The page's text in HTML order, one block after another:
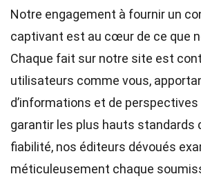
Notre engagement à fournir un
captivant est au cœur de ce que
Chaque fait sur notre site est
utilisateurs comme vous,
d’informations et de
garantir les plus hauts standards
fiabilité, nos éditeurs dévoués
méticuleusement chaque